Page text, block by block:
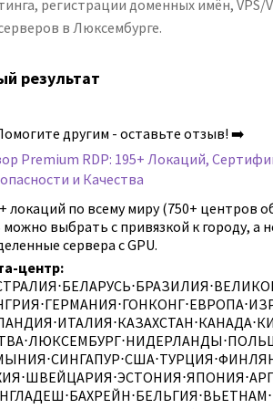
регистрации доменных имён,
в Люксембурге.
результат
другим - оставьте отзыв! ➡️
Premium RDP: 195+ Локаций,
и Качества
локаций по всему миру (750+ центров
можно выбрать с привязкой к городу, а
сервера с GPU.
центр:
⋅БЕЛАРУСЬ⋅БРАЗИЛИЯ⋅
⋅ГЕРМАНИЯ⋅ГОНКОНГ⋅ЕВРОПА⋅
⋅ИТАЛИЯ⋅КАЗАХСТАН⋅КАНАДА⋅
⋅ЛЮКСЕМБУРГ⋅НИДЕРЛАНДЫ⋅
⋅СИНГАПУР⋅США⋅ТУРЦИЯ⋅
⋅ШВЕЙЦАРИЯ⋅ЭСТОНИЯ⋅ЯПОНИЯ⋅
⋅БАХРЕЙН⋅БЕЛЬГИЯ⋅ВЬЕТНАМ⋅